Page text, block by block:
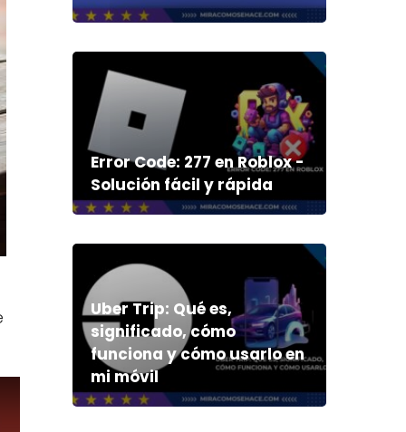
Error Code: 277 en Roblox -
Solución fácil y rápida
Uber Trip: Qué es,
significado, cómo
funciona y cómo usarlo en
mi móvil